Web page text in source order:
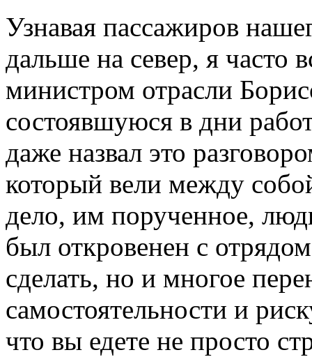
Узнавая пассажиров
дальше на север, я часто
министром отрасли
состоявшуюся в дни
даже назвал это
который вели между
дело, им порученное,
был откровенен с
сделать, но и многое
самостоятельности и
что вы едете не просто